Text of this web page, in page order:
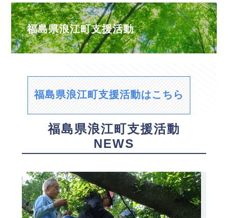
福島県浪江町支援活動
福島県浪江町支援活動はこちら
福島県浪江町支援活動
NEWS